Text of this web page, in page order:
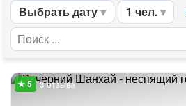
Выбрать дату 1 чел.
3 отзыва